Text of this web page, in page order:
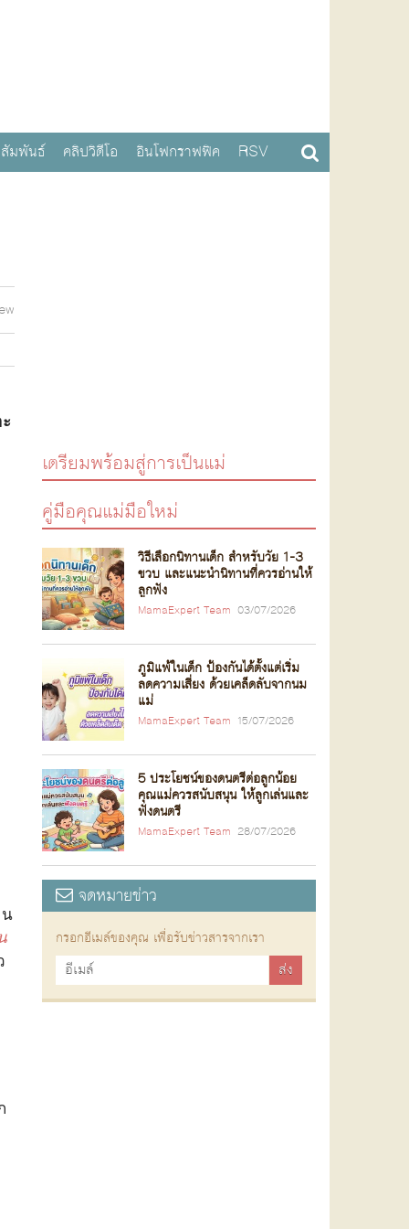
มพันธ์ คลิปวิดีโอ อินโฟกราฟฟิค RSV
เตรียมพร้อมสู่การเป็นแม่
คู่มือคุณแม่มือใหม่
วิธีเลือกนิทานเด็ก สำหรับวัย 1-3
ขวบ และแนะนำนิทานที่ควรอ่านให้
ลูกฟัง
MamaExpert Team 03/07/2026
ภูมิแพ้ในเด็ก ป้องกันได้ตั้งแต่เริ่ม
ลดความเสี่ยง ด้วยเคล็ดลับจากนม
แม่
MamaExpert Team 15/07/2026
5 ประโยชน์ของดนตรีต่อลูกน้อย
คุณแม่ควรสนับสนุน ให้ลูกเล่นและ
ฟังดนตรี
MamaExpert Team 28/07/2026
จดหมายข่าว
กรอกอีเมล์ของคุณ เพื่อรับข่าวสารจากเรา